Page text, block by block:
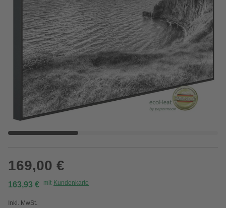
169,00 €
163,93 € mit Kundenkarte
Inkl. MwSt.